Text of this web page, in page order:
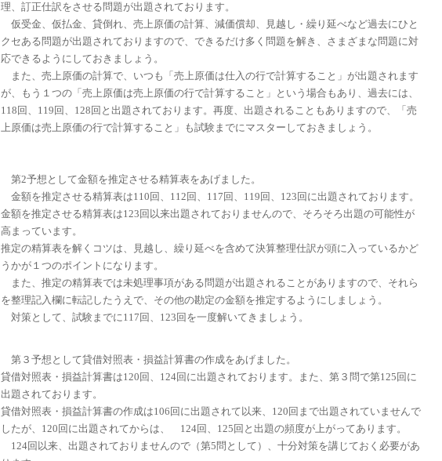
理、訂正仕訳をさせる問題が出題されております。
仮受金、仮払金、貸倒れ、売上原価の計算、減価償却、見越し・繰り延べなど過去にひと
クセある問題が出題されておりますので、できるだけ多く問題を解き、さまざまな問題に対
応できるようにしておきましょう。
また、売上原価の計算で、いつも「売上原価は仕入の行で計算すること」が出題されます
が、もう１つの「売上原価は売上原価の行で計算すること」という場合もあり、過去には、
118回、119回、128回と出題されております。再度、出題されることもありますので、「売
上原価は売上原価の行で計算すること」も試験までにマスターしておきましょう。
第2予想として金額を推定させる精算表をあげました。
金額を推定させる精算表は110回、112回、117回、119回、123回に出題されております。
金額を推定させる精算表は123回以来出題されておりませんので、そろそろ出題の可能性が
高まっています。
推定の精算表を解くコツは、見越し、繰り延べを含めて決算整理仕訳が頭に入っているかど
うかが１つのポイントになります。
また、推定の精算表では未処理事項がある問題が出題されることがありますので、それら
を整理記入欄に転記したうえで、その他の勘定の金額を推定するようにしましょう。
対策として、試験までに117回、123回を一度解いてきましょう。
第３予想として貸借対照表・損益計算書の作成をあげました。
貸借対照表・損益計算書は120回、124回に出題されております。また、第３問で第125回に
出題されております。
貸借対照表・損益計算書の作成は106回に出題されて以来、120回まで出題されていませんで
したが、120回に出題されてからは、 124回、125回と出題の頻度が上がってあります。
124回以来、出題されておりませんので（第5問として）、十分対策を講じておく必要があ